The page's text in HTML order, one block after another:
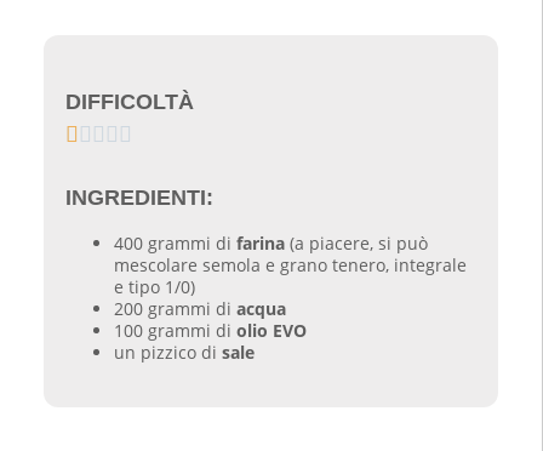
DIFFICOLTÀ
    
INGREDIENTI:
400 grammi di farina (a piacere, si può
mescolare semola e grano tenero, integrale
e tipo 1/0)
200 grammi di acqua
100 grammi di olio EVO
un pizzico di sale